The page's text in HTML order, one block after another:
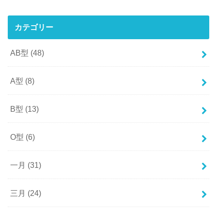
カテゴリー
AB型 (48)
A型 (8)
B型 (13)
O型 (6)
一月 (31)
三月 (24)